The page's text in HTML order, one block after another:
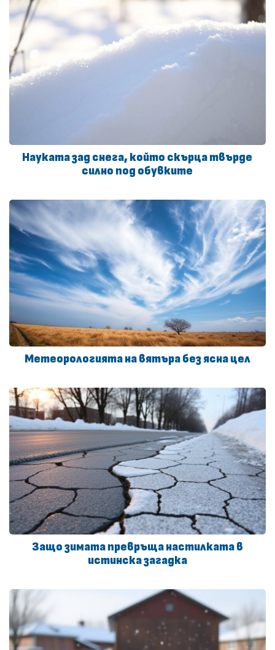
Науката зад снега, който скърца твърде
силно под обувките
Метеорологията на вятъра без ясна цел
Защо зимата превръща настилката в
истинска загадка